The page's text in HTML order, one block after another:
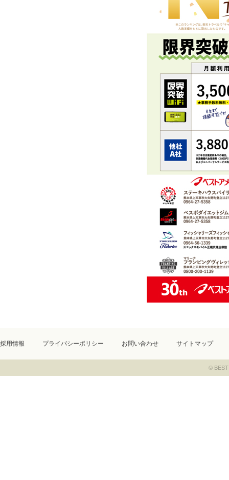
採用情報 プライバシーポリシー お問い合わせ サイトマップ
© BEST